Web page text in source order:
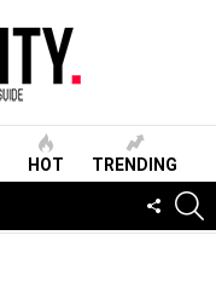
HOT TRENDING